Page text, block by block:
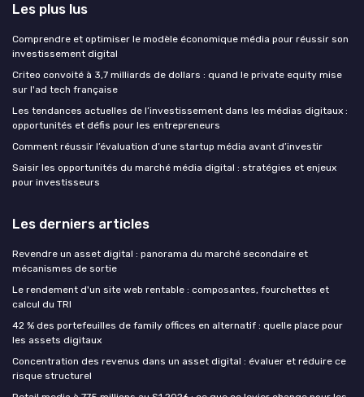
Les plus lus
Comprendre et optimiser le modèle économique média pour réussir son
investissement digital
Criteo convoité à 3,7 milliards de dollars : quand le private equity mise
sur l'ad tech française
Les tendances actuelles de l’investissement dans les médias digitaux :
opportunités et défis pour les entrepreneurs
Comment réussir l’évaluation d’une startup média avant d’investir
Saisir les opportunités du marché média digital : stratégies et enjeux
pour investisseurs
Les derniers articles
Revendre un asset digital : panorama du marché secondaire et
mécanismes de sortie
Le rendement d'un site web rentable : composantes, fourchettes et
calcul du TRI
42 % des portefeuilles de family offices en alternatif : quelle place pour
les assets digitaux
Concentration des revenus dans un asset digital : évaluer et réduire ce
risque structurel